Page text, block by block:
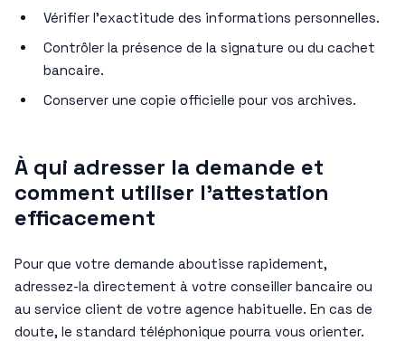
Vérifier l’exactitude des informations personnelles.
Contrôler la présence de la signature ou du cachet
bancaire.
Conserver une copie officielle pour vos archives.
À qui adresser la demande et
comment utiliser l’attestation
efficacement
Pour que votre demande aboutisse rapidement,
adressez-la directement à votre conseiller bancaire ou
au service client de votre agence habituelle. En cas de
doute, le standard téléphonique pourra vous orienter.